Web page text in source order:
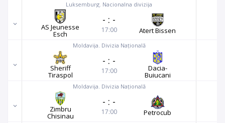
Luksemburg. Nacionalna divizija
AS Jeunesse
Esch
- : -
17:00 Atert Bissen
Moldavija. Divizia Națională
Sheriff
Tiraspol
- : -
17:00 Dacia-
Buiucani
Moldavija. Divizia Națională
Zimbru
Chisinau
- : -
17:00 Petrocub